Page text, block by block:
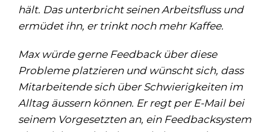
hält. Das unterbricht seinen Arbeitsfluss und
ermüdet ihn, er trinkt noch mehr Kaffee.
Max würde gerne Feedback über diese
Probleme platzieren und wünscht sich, dass
Mitarbeitende sich über Schwierigkeiten im
Alltag äussern können. Er regt per E-Mail bei
seinem Vorgesetzten an, ein Feedbacksystem